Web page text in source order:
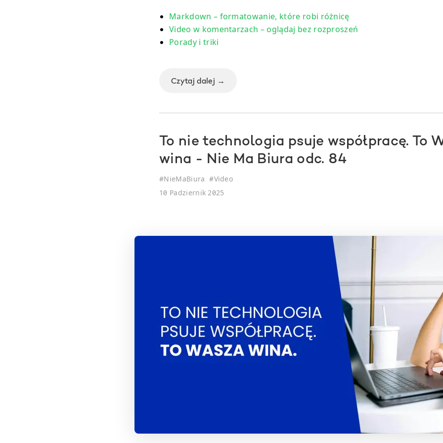
Markdown – formatowanie, które robi różnicę
Video w komentarzach – oglądaj bez rozproszeń
Porady i triki
Czytaj dalej →
To nie technologia psuje współpracę. To
wina - Nie Ma Biura odc. 84
#NieMaBiura #Video
10 Padziernik 2025